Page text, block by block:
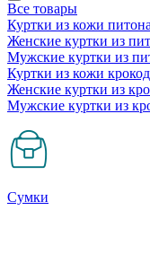
Все товары
Куртки из кожи питона
Женские куртки из
Мужские куртки из
Куртки из кожи
Женские куртки из
Мужские куртки из
Сумки